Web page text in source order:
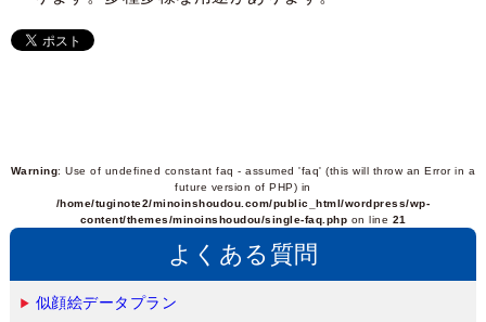
Warning: Use of undefined constant faq - assumed 'faq' (this will throw an Error in a
future version of PHP) in
/home/tuginote2/minoinshoudou.com/public_html/wordpress/wp-
content/themes/minoinshoudou/single-faq.php on line 21
よくある質問
似顔絵データプラン